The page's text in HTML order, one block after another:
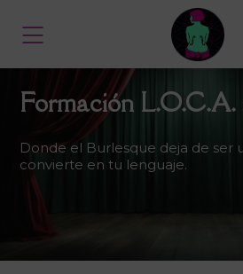
Formación L.O.C.A.
Donde el Burlesque deja de ser
convierte en tu lenguaje.